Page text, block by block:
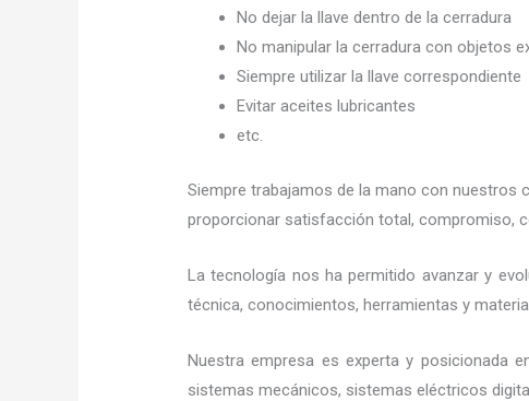
No dejar la llave dentro de la cerradura
No manipular la cerradura con objetos
Siempre utilizar la llave correspondiente
Evitar aceites lubricantes
etc.
Siempre trabajamos de la mano con nuestros
proporcionar satisfacción total, compromiso,
La tecnología nos ha permitido avanzar y
técnica, conocimientos, herramientas y
Nuestra empresa es experta y posicionada
sistemas mecánicos, sistemas eléctricos